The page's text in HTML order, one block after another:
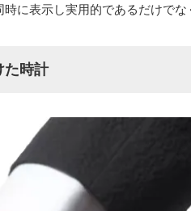
に表示し実用的であるだけでな
た時計